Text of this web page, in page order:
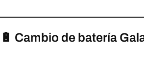
🔋 Cambio de batería